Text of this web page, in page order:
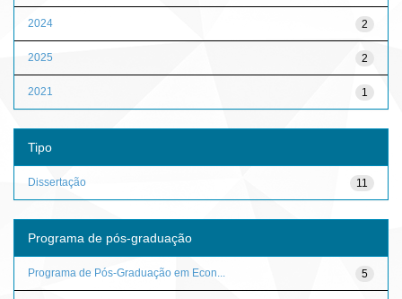
2
2024
2
2025
1
2021
Tipo
11
Dissertação
Programa de pós-graduação
5
Programa de Pós-Graduação em Econ...